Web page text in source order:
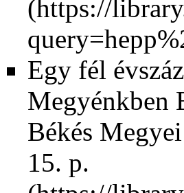
Egy fél
Megyénkben
Békés
15. p.